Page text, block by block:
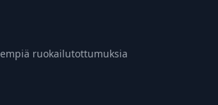
ruokailutottumuksia